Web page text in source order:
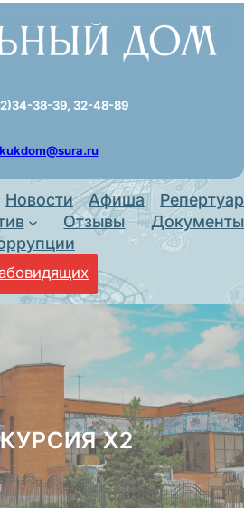
38-39, 32-48-89
Новости Афиша
Репертуар
Отзывы
Документы
Х2